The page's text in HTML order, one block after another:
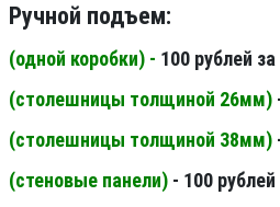
Ручной подъем:
(одной коробки) - 100 рублей
(столешницы толщиной 26мм)
(столешницы толщиной 38мм)
(стеновые панели) - 100